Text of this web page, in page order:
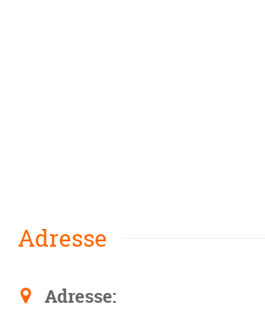
Adresse
Adresse: